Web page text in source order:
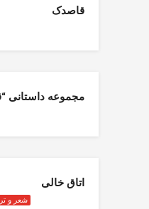
قاصدک
مجموعه
اتاق خالی
شعر و